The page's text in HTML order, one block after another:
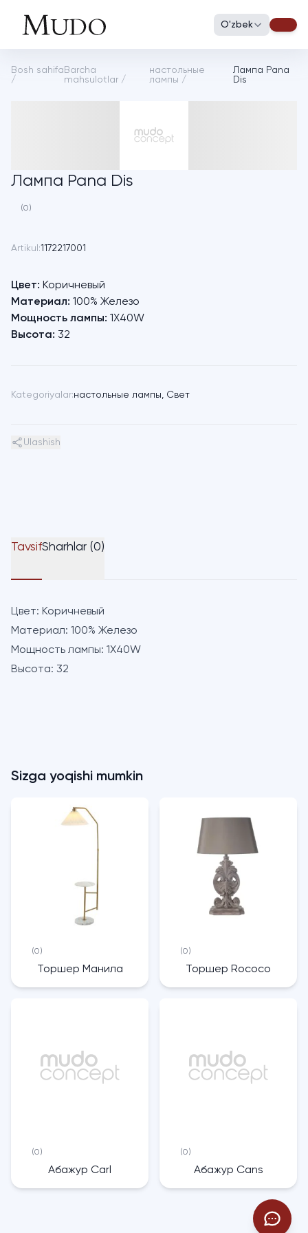
O'zbek
Bosh sahifa
/
Barcha
mahsulotlar /
настольные
лампы /
Лампа Pana
Dis
Лампа Pana Dis
(0)
Artikul:1172217001
Цвет: Коричневый
Материал: 100% Железо
Мощность лампы: 1X40W
Высота: 32
Kategoriyalar:настольные лампы, Свет
Ulashish
TavsifSharhlar (0)
Цвет: Коричневый
Материал: 100% Железо
Мощность лампы: 1X40W
Высота: 32
Sizga yoqishi mumkin
(0)
Торшер Манила
(0)
Торшер Rococo
(0)
Абажур Carl
(0)
Абажур Cans